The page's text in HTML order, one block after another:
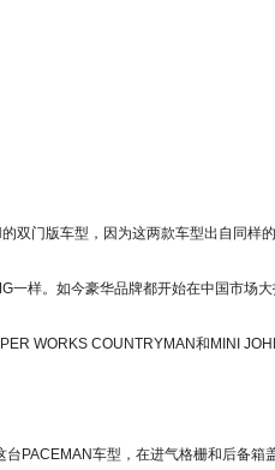
双门版车型，因为这两款车型出自同样
一样。如今豪华品牌都开始在中国市场
WORKS COUNTRYMAN和MINI
PACEMAN车型，在进气格栅和后备箱